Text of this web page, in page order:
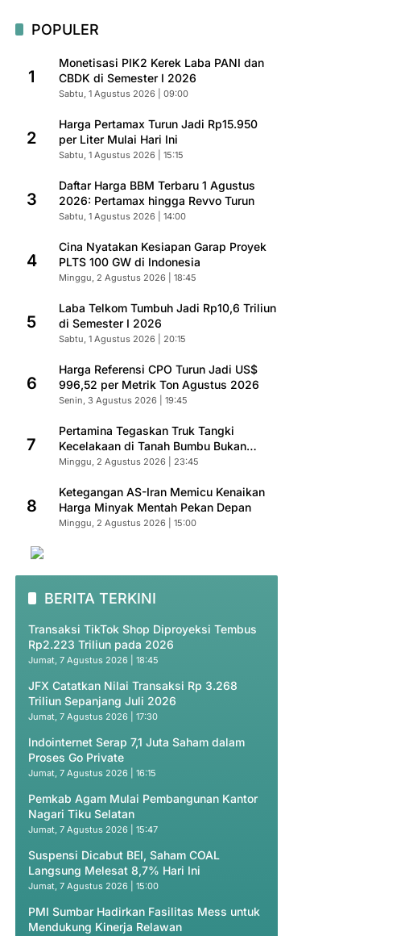
POPULER
1
Monetisasi PIK2 Kerek Laba PANI dan
CBDK di Semester I 2026
Sabtu, 1 Agustus 2026 | 09:00
2
Harga Pertamax Turun Jadi Rp15.950
per Liter Mulai Hari Ini
Sabtu, 1 Agustus 2026 | 15:15
3
Daftar Harga BBM Terbaru 1 Agustus
2026: Pertamax hingga Revvo Turun
Sabtu, 1 Agustus 2026 | 14:00
4
Cina Nyatakan Kesiapan Garap Proyek
PLTS 100 GW di Indonesia
Minggu, 2 Agustus 2026 | 18:45
5
Laba Telkom Tumbuh Jadi Rp10,6 Triliun
di Semester I 2026
Sabtu, 1 Agustus 2026 | 20:15
6
Harga Referensi CPO Turun Jadi US$
996,52 per Metrik Ton Agustus 2026
Senin, 3 Agustus 2026 | 19:45
7
Pertamina Tegaskan Truk Tangki
Kecelakaan di Tanah Bumbu Bukan
Armada Resmi
Minggu, 2 Agustus 2026 | 23:45
8
Ketegangan AS-Iran Memicu Kenaikan
Harga Minyak Mentah Pekan Depan
Minggu, 2 Agustus 2026 | 15:00
BERITA TERKINI
Transaksi TikTok Shop Diproyeksi Tembus
Rp2.223 Triliun pada 2026
Jumat, 7 Agustus 2026 | 18:45
JFX Catatkan Nilai Transaksi Rp 3.268
Triliun Sepanjang Juli 2026
Jumat, 7 Agustus 2026 | 17:30
Indointernet Serap 7,1 Juta Saham dalam
Proses Go Private
Jumat, 7 Agustus 2026 | 16:15
Pemkab Agam Mulai Pembangunan Kantor
Nagari Tiku Selatan
Jumat, 7 Agustus 2026 | 15:47
Suspensi Dicabut BEI, Saham COAL
Langsung Melesat 8,7% Hari Ini
Jumat, 7 Agustus 2026 | 15:00
PMI Sumbar Hadirkan Fasilitas Mess untuk
Mendukung Kinerja Relawan